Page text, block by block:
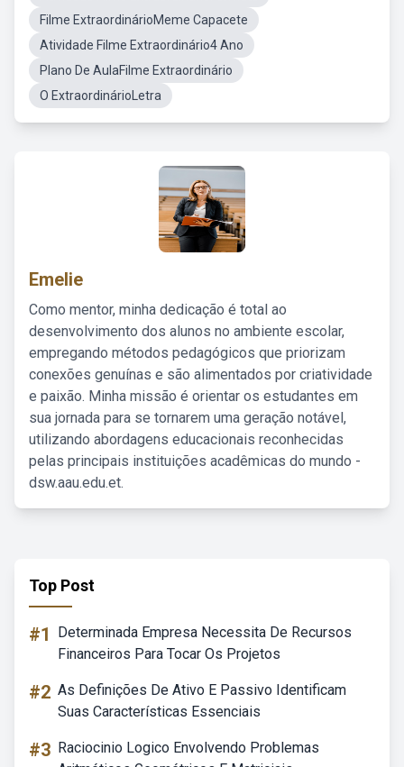
Filme ExtraordinárioMeme Capacete
Atividade Filme Extraordinário4 Ano
Plano De AulaFilme Extraordinário
O ExtraordinárioLetra
Emelie
Como mentor, minha dedicação é total ao
desenvolvimento dos alunos no ambiente escolar,
empregando métodos pedagógicos que priorizam
conexões genuínas e são alimentados por criatividade
e paixão. Minha missão é orientar os estudantes em
sua jornada para se tornarem uma geração notável,
utilizando abordagens educacionais reconhecidas
pelas principais instituições acadêmicas do mundo -
dsw.aau.edu.et.
Top Post
#1
Determinada Empresa Necessita De Recursos
Financeiros Para Tocar Os Projetos
#2 As Definições De Ativo E Passivo Identificam
Suas Características Essenciais
#3 Raciocinio Logico Envolvendo Problemas